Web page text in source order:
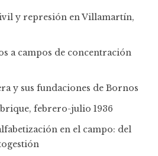
y represión en Villamartín,
a campos de concentración
y sus fundaciones de Bornos
febrero-julio 1936
en el campo: del